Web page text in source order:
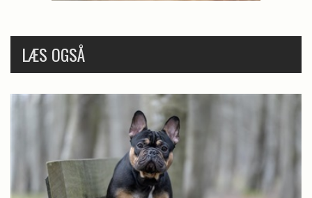
LÆS OGSÅ